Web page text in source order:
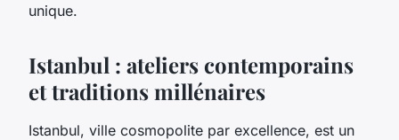
unique.
Istanbul : ateliers contemporains
et traditions millénaires
Istanbul, ville cosmopolite par excellence, est un